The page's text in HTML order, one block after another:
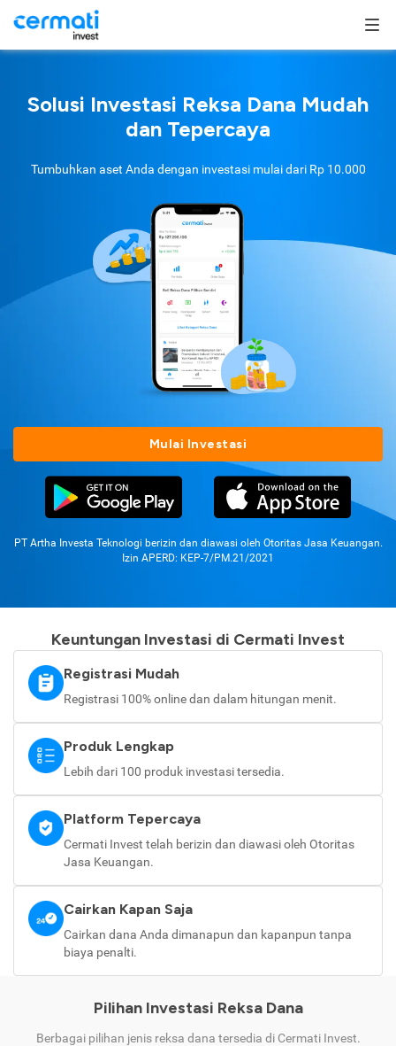
Solusi Investasi Reksa Dana Mudah
dan Tepercaya
Tumbuhkan aset Anda dengan investasi mulai dari Rp 10.000
Mulai Investasi
PT Artha Investa Teknologi berizin dan diawasi oleh Otoritas Jasa Keuangan.
Izin APERD: KEP-7/PM.21/2021
Keuntungan Investasi di Cermati Invest
Registrasi Mudah
Registrasi 100% online dan dalam hitungan menit.
Produk Lengkap
Lebih dari 100 produk investasi tersedia.
Platform Tepercaya
Cermati Invest telah berizin dan diawasi oleh Otoritas
Jasa Keuangan.
Cairkan Kapan Saja
Cairkan dana Anda dimanapun dan kapanpun tanpa
biaya penalti.
Pilihan Investasi Reksa Dana
Berbagai pilihan jenis reksa dana tersedia di Cermati Invest.